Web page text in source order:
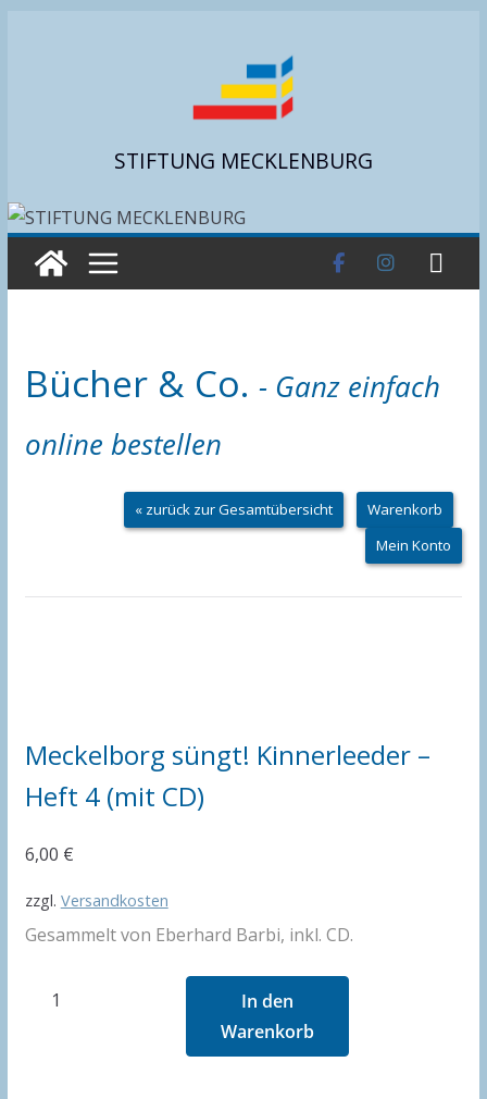
STIFTUNG MECKLENBURG
Bücher & Co. - Ganz einfach
online bestellen
« zurück zur Gesamtübersicht
Warenkorb
Mein Konto
Meckelborg süngt! Kinnerleeder –
Heft 4 (mit CD)
6,00 €
zzgl. Versandkosten
Gesammelt von Eberhard Barbi, inkl. CD.
Meckelborg
In den
Warenkorb